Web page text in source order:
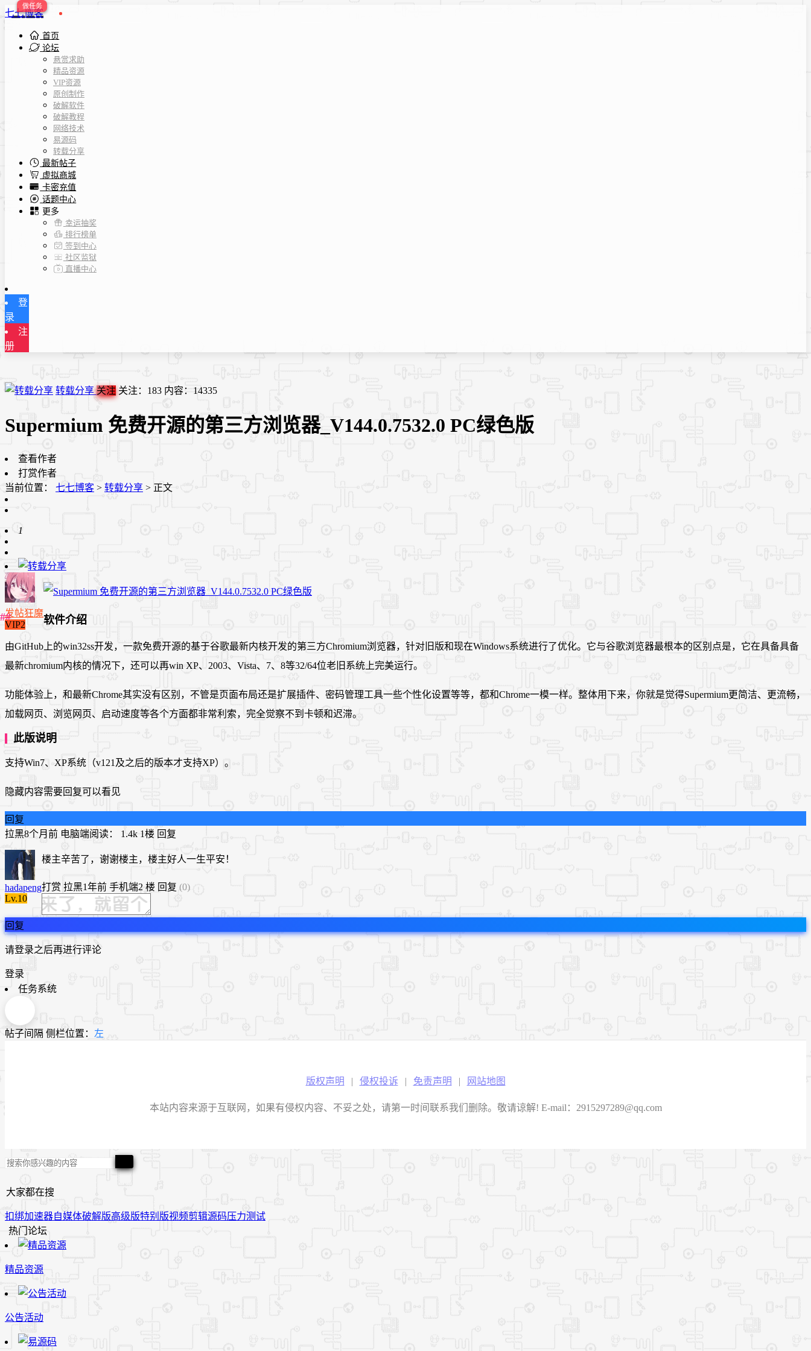
七七博客
首页
论坛
悬赏求助
精品资源
VIP资源
原创制作
破解软件
破解教程
网络技术
易源码
转载分享
最新帖子
虚拟商城
卡密充值
话题中心
更多
幸运抽奖
排行榜单
签到中心
社区监狱
直播中心
登
录
注
册
转载分享关注 关注： 183 内容： 14335
Supermium 免费开源的第三方浏览器_V144.0.7532.0 PC绿色版
查看作者
打赏作者
当前位置： 七七博客 > 转载分享 > 正文
1
发帖狂魔
VIP2
软件介绍
由GitHub上的win32ss开发，一款免费开源的基于谷歌最新内核开发的第三方Chromium浏览器，针对旧版和现在Windows系统进行了优化。它与谷歌浏览器最根本的区别点是，它在具备具备
最新chromium内核的情况下，还可以再win XP、2003、Vista、7、8等32/64位老旧系统上完美运行。
功能体验上，和最新Chrome其实没有区别，不管是页面布局还是扩展插件、密码管理工具一些个性化设置等等，都和Chrome一模一样。整体用下来，你就是觉得Supermium更简洁、更流畅，
加载网页、浏览网页、启动速度等各个方面都非常利索，完全觉察不到卡顿和迟滞。
此版说明
支持Win7、XP系统（v121及之后的版本才支持XP）。
隐藏内容需要回复可以看见
回复
拉黑8个月前 电脑端阅读： 1.4k 1楼 回复
hadapeng
Lv.10
楼主辛苦了，谢谢楼主，楼主好人一生平安！
打赏 拉黑1年前 手机端2 楼 回复 (0)
回复
请登录之后再进行评论
登录
任务系统
帖子间隔 侧栏位置： 左
版权声明 | 侵权投诉 | 免责声明 | 网站地图
本站内容来源于互联网，如果有侵权内容、不妥之处，请第一时间联系我们删除。敬请谅解! E-mail：2915297289@qq.com
大家都在搜
扣绑加速器自媒体破解版高级版特别版视频剪辑源码压力测试
热门论坛
精品资源
公告活动